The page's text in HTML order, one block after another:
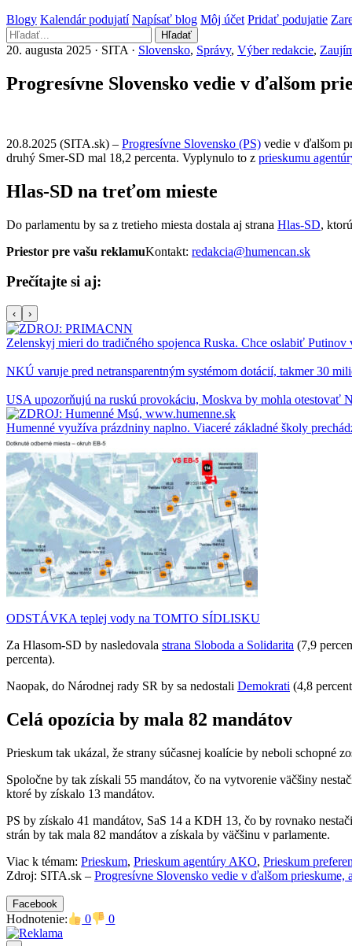
Blogy Kalendár podujatí Napísať blog Môj účet Pridať podujatie
Hľadať
20. augusta 2025 · SITA · Slovensko, Správy, Výber redakcie,
Progresívne Slovensko vedie v ďalšom
20.8.2025 (SITA.sk) – Progresívne Slovensko (PS) vedie v ďalšom
druhý Smer-SD mal 18,2 percenta. Vyplynulo to z prieskumu
Hlas-SD na treťom mieste
Do parlamentu by sa z tretieho miesta dostala aj strana Hlas-SD,
Priestor pre vašu reklamuKontakt: redakcia@humencan.sk
Prečítajte si aj:
‹ ›
Zelenskyj mieri do tradičného spojenca Ruska. Chce oslabiť
NKÚ varuje pred netransparentným systémom dotácií, takmer 30
USA upozorňujú na ruskú provokáciu, Moskva by mohla otestovať
Humenné využíva prázdniny naplno. Viaceré základné školy
ODSTÁVKA teplej vody na TOMTO SÍDLISKU
Za Hlasom-SD by nasledovala strana Sloboda a Solidarita (7,9
percenta).
Naopak, do Národnej rady SR by sa nedostali Demokrati (4,8
Celá opozícia by mala 82 mandátov
Prieskum tak ukázal, že strany súčasnej koalície by neboli schopné
Spoločne by tak získali 55 mandátov, čo na vytvorenie väčšiny
ktoré by získalo 13 mandátov.
PS by získalo 41 mandátov, SaS 14 a KDH 13, čo by rovnako
strán by tak mala 82 mandátov a získala by väčšinu v parlamente.
Viac k témam: Prieskum, Prieskum agentúry AKO, Prieskum
Zdroj: SITA.sk – Progresívne Slovensko vedie v ďalšom
Facebook
Hodnotenie: 0 0